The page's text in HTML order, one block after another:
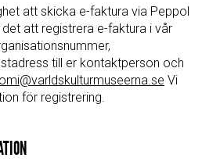
att skicka e-faktura via Peppol
att registrera e-faktura i vår
till er kontaktperson och
Vi
för registrering.